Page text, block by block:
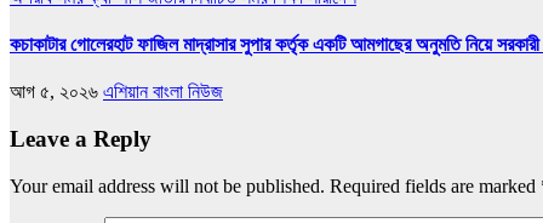
কচাকাটার গোলেরহাট ফাজিল মাদ্রাসার সুপার কর্তৃক একটি আমগাছের অনুমতি নিয়ে
আগ ৫, ২০২৬ এশিয়ান বাংলা নিউজ
Leave a Reply
Your email address will not be published. Required fields are marked